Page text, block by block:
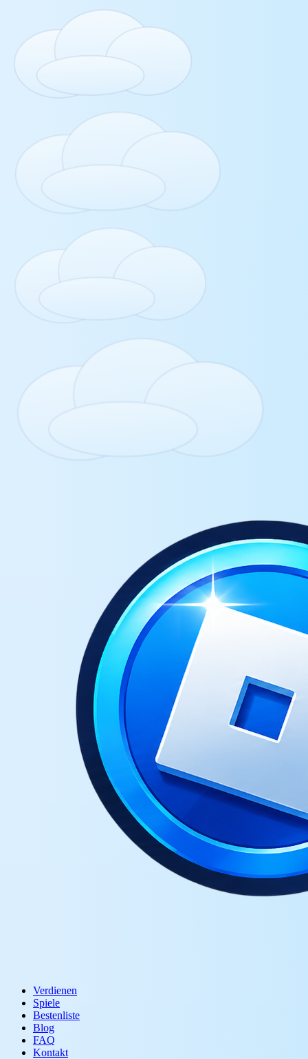
Verdienen
Spiele
Bestenliste
Blog
FAQ
Kontakt